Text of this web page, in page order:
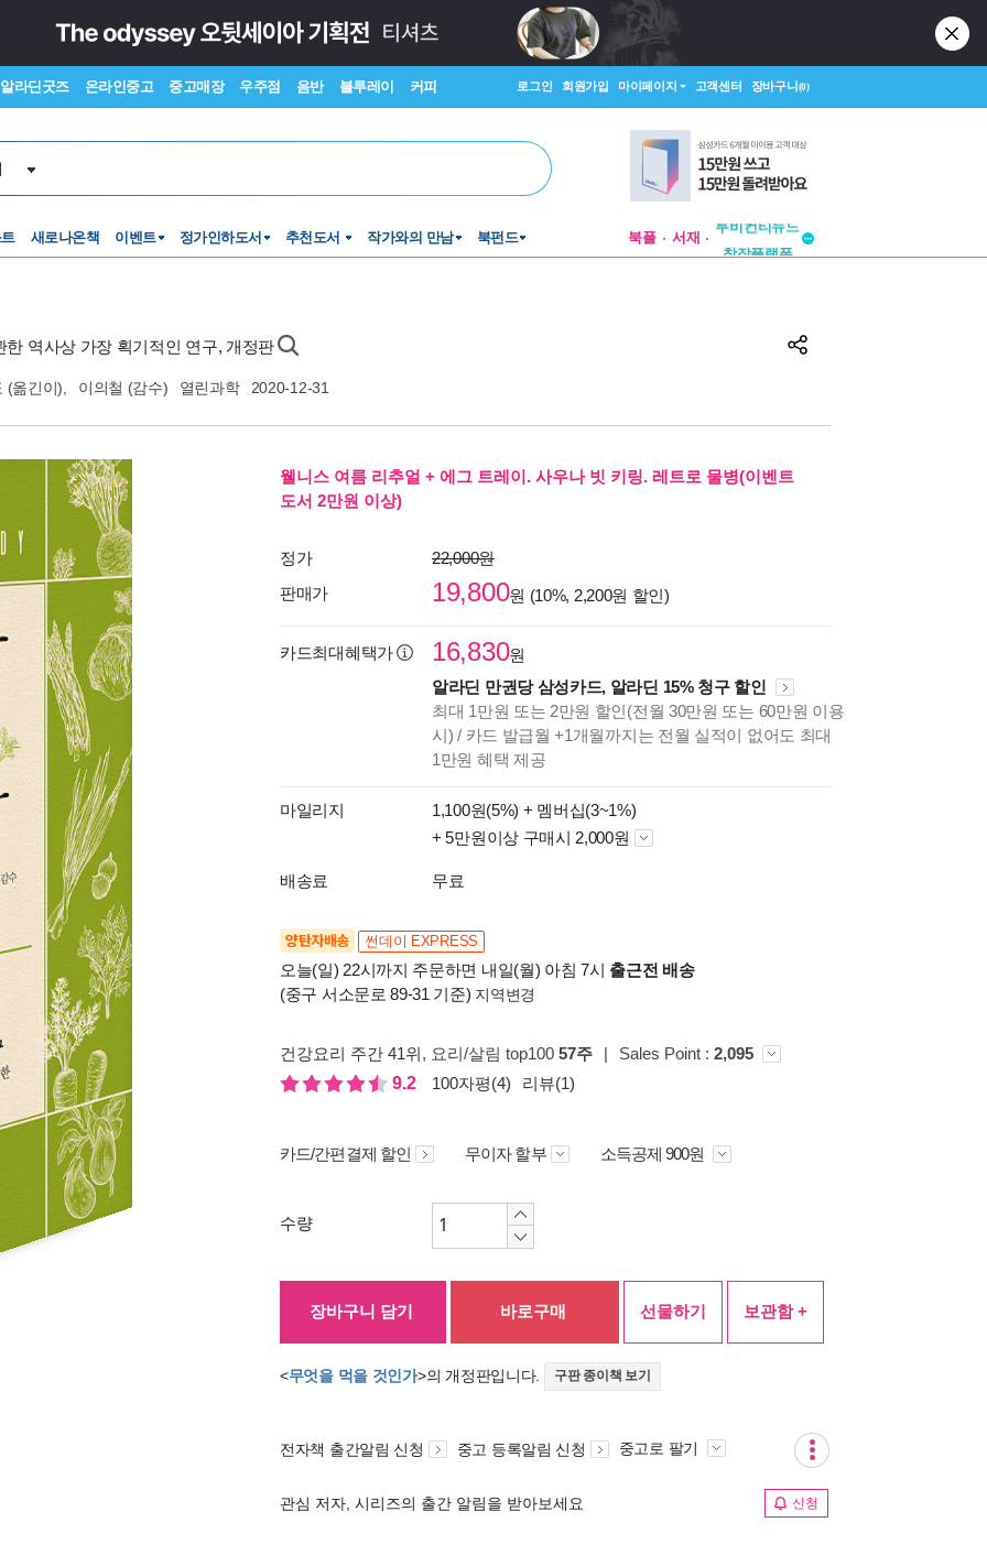
알라딘굿즈 온라인중고 중고매장 우주점 음반 블루레이 커피 로그인 회원가입 마이페이지 고객센터 장바구니(0)
새로나온책 이벤트 정가인하도서 추천도서 작가와의 만남 북펀드 북플 서재
창작플랫폼
한 역사상 가장 획기적인 연구, 개정판
(옮긴이), 이의철 (감수) 열린과학 2020-12-31
웰니스 여름 리추얼 + 에그 트레이. 사우나 빗 키링. 레트로 물병(이벤트
도서 2만원 이상)
정가
22,000원
판매가
19,800원 (10%, 2,200원 할인)
카드최대혜택가 16,830원
알라딘 만권당 삼성카드, 알라딘 15% 청구 할인
최대 1만원 또는 2만원 할인(전월 30만원 또는 60만원 이용
시) / 카드 발급월 +1개월까지는 전월 실적이 없어도 최대
1만원 혜택 제공
마일리지 1,100원(5%) + 멤버십(3~1%)
+ 5만원이상 구매시 2,000원
배송료 무료
양탄자배송 썬데이 EXPRESS
오늘(일) 22시까지 주문하면 내일(월) 아침 7시 출근전 배송
(중구 서소문로 89-31 기준) 지역변경
건강요리 주간 41위, 요리/살림 top100 57주 | Sales Point : 2,095
9.2
100자평(4) 리뷰(1)
카드/간편결제 할인 무이자 할부 소득공제 900원
수량
장바구니 담기 바로구매 선물하기 보관함 +
<무엇을 먹을 것인가>의 개정판입니다. 구판 종이책 보기
전자책 출간알림 신청 중고 등록알림 신청 중고로 팔기
관심 저자, 시리즈의 출간 알림을 받아보세요 신청